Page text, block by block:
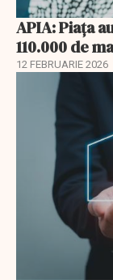
APIA: Piața
110.000 de
12 FEBRUARIE 2026
EXCLUSIV